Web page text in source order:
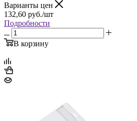
Варианты цен
132,60 руб./шт
Подробности
В корзину